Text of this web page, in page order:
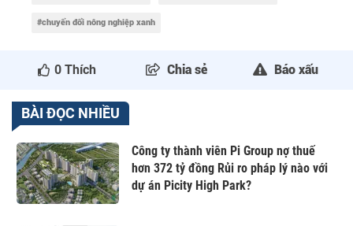
#chuyển đổi nông nghiệp xanh
0 Thích Chia sẻ Báo xấu
BÀI ĐỌC NHIỀU
Công ty thành viên Pi Group nợ thuế
hơn 372 tỷ đồng Rủi ro pháp lý nào với
dự án Picity High Park?